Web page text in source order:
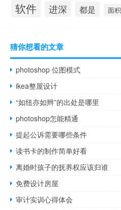
软件 进深 都是 面积
猜你想看的文章
photoshop 位图模式
ikea整屋设计
“如纽亦如辫”的出处是哪里
photoshop怎能精通
提起公诉需要哪些条件
读书卡的制作简单好看
离婚时孩子的抚养权应该归谁
免费设计房屋
审计实训心得体会